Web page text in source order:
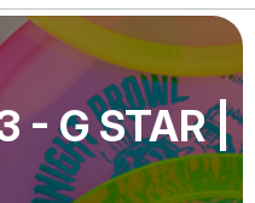
- G STAR |